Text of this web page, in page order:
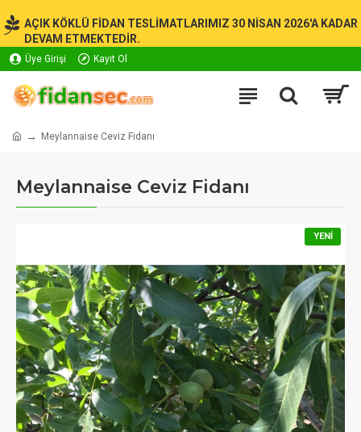
AÇIK KÖKLÜ FİDAN TESLİMATLARIMIZ 30 NİSAN 2026'A KADAR
DEVAM ETMEKTEDİR.
Üye Girişi Kayıt Ol
Meylannaise Ceviz Fidanı
Meylannaise Ceviz Fidanı
YENI